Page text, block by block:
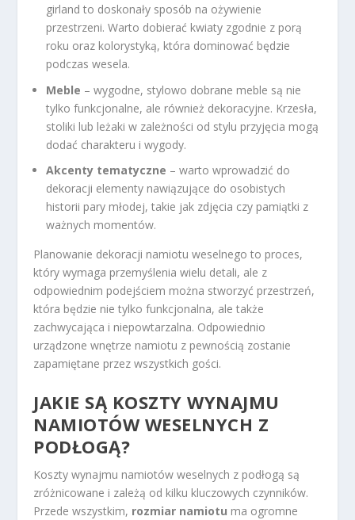
girland to doskonały sposób na ożywienie
przestrzeni. Warto dobierać kwiaty zgodnie z porą
roku oraz kolorystyką, która dominować będzie
podczas wesela.
Meble – wygodne, stylowo dobrane meble są nie
tylko funkcjonalne, ale również dekoracyjne. Krzesła,
stoliki lub leżaki w zależności od stylu przyjęcia mogą
dodać charakteru i wygody.
Akcenty tematyczne – warto wprowadzić do
dekoracji elementy nawiązujące do osobistych
historii pary młodej, takie jak zdjęcia czy pamiątki z
ważnych momentów.
Planowanie dekoracji namiotu weselnego to proces,
który wymaga przemyślenia wielu detali, ale z
odpowiednim podejściem można stworzyć przestrzeń,
która będzie nie tylko funkcjonalna, ale także
zachwycająca i niepowtarzalna. Odpowiednio
urządzone wnętrze namiotu z pewnością zostanie
zapamiętane przez wszystkich gości.
JAKIE SĄ KOSZTY WYNAJMU
NAMIOTÓW WESELNYCH Z
PODŁOGĄ?
Koszty wynajmu namiotów weselnych z podłogą są
zróżnicowane i zależą od kilku kluczowych czynników.
Przede wszystkim, rozmiar namiotu ma ogromne